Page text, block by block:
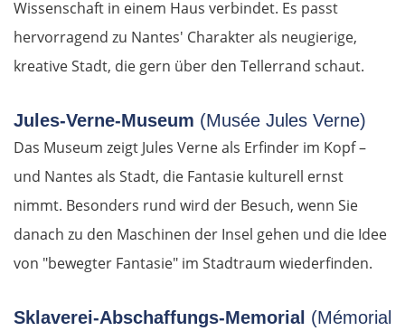
Wissenschaft in einem Haus verbindet. Es passt
hervorragend zu Nantes' Charakter als neugierige,
kreative Stadt, die gern über den Tellerrand schaut.
Jules-Verne-Museum (Musée Jules Verne)
Das Museum zeigt Jules Verne als Erfinder im Kopf –
und Nantes als Stadt, die Fantasie kulturell ernst
nimmt. Besonders rund wird der Besuch, wenn Sie
danach zu den Maschinen der Insel gehen und die Idee
von "bewegter Fantasie" im Stadtraum wiederfinden.
Sklaverei-Abschaffungs-Memorial (Mémorial